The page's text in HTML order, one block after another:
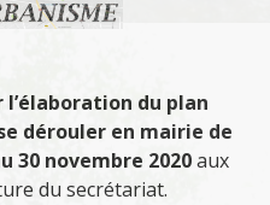
du plan
dérouler en mairie de
30 novembre 2020aux
du secrétariat.